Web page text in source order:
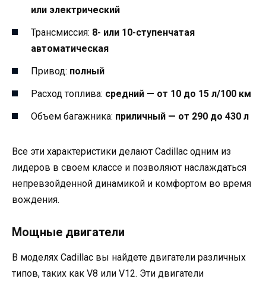
или электрический
Трансмиссия: 8- или 10-ступенчатая
автоматическая
Привод: полный
Расход топлива: средний — от 10 до 15 л/100 км
Объем багажника: приличный — от 290 до 430 л
Все эти характеристики делают Cadillac одним из
лидеров в своем классе и позволяют наслаждаться
непревзойденной динамикой и комфортом во время
вождения.
Мощные двигатели
В моделях Cadillac вы найдете двигатели различных
типов, таких как V8 или V12. Эти двигатели